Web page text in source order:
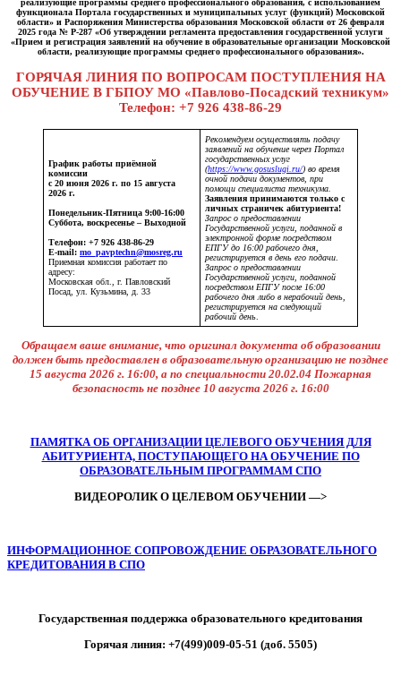
функционала Портала государственных и муниципальных услуг (функций) Московской
области» и Распоряжения Министерства образования Московской области от 26 февраля
2025 года № Р-287 «Об утверждении регламента предоставления государственной услуги
«Прием и регистрация заявлений на обучение в образовательные организации Московской
области, реализующие программы среднего профессионального образования».
ГОРЯЧАЯ ЛИНИЯ ПО ВОПРОСАМ ПОСТУПЛЕНИЯ НА
ОБУЧЕНИЕ В ГБПОУ МО «Павлово-Посадский техникум»
Телефон: +7 926 438-86-29
График работы приёмной
комиссии
с 20 июня 2026 г. по 15 августа
2026 г.
Понедельник-Пятница 9:00-16:00
Суббота, воскресенье – Выходной
Телефон: +7 926 438-86-29
E-mail: mo_pavptechn@mosreg.ru
Приемная комиссия работает по
адресу:
Московская обл., г. Павловский
Посад, ул. Кузьмина, д. 33
Рекомендуем осуществлять подачу
заявлений на обучение через Портал
государственных услуг
(https://www.gosuslugi.ru/) во время
очной подачи документов, при
помощи специалиста техникума.
Заявления принимаются только с
личных страничек абитуриента!
Запрос о предоставлении
Государственной услуги, поданной в
электронной форме посредством
ЕПГУ до 16:00 рабочего дня,
регистрируется в день его подачи
Запрос о предоставлении
Государственной услуги, поданной
посредством ЕПГУ после 16:00
рабочего дня либо в нерабочий день,
регистрируется на следующий
рабочий день
Обращаем ваше внимание, что оригинал документа об образовании
должен быть предоставлен в образовательную организацию не позднее
15 августа 2026 г. 16:00, а по специальности 20.02.04 Пожарная
безопасность не позднее 10 августа 2026 г. 16:00
ПАМЯТКА ОБ ОРГАНИЗАЦИИ ЦЕЛЕВОГО ОБУЧЕНИЯ ДЛЯ
АБИТУРИЕНТА, ПОСТУПАЮЩЕГО НА ОБУЧЕНИЕ ПО
ОБРАЗОВАТЕЛЬНЫМ ПРОГРАММАМ СПО
ВИДЕОРОЛИК О ЦЕЛЕВОМ ОБУЧЕНИИ —>
ИНФОРМАЦИОННОЕ СОПРОВОЖДЕНИЕ ОБРАЗОВАТЕЛЬНОГО
КРЕДИТОВАНИЯ В СПО
Государственная поддержка образовательного кредитования
Горячая линия: +7(499)009-05-51 (доб. 5505)